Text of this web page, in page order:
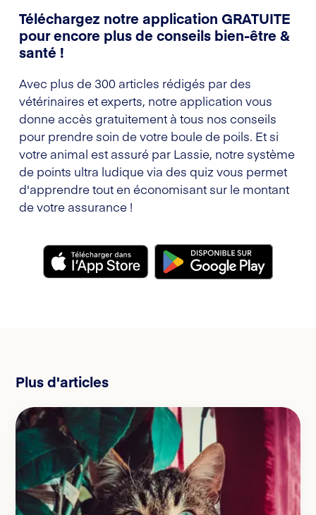
Téléchargez notre application GRATUITE
pour encore plus de conseils bien-être &
santé !
Avec plus de 300 articles rédigés par des
vétérinaires et experts, notre application vous
donne accès gratuitement à tous nos conseils
pour prendre soin de votre boule de poils. Et si
votre animal est assuré par Lassie, notre système
de points ultra ludique via des quiz vous permet
d'apprendre tout en économisant sur le montant
de votre assurance !
Plus d'articles